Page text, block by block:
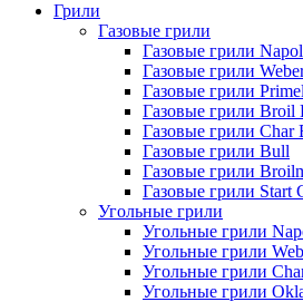
Грили
Газовые грили
Газовые грили
Газовые грили
Газовые грили
Газовые грили Broil
Газовые грили Char
Газовые грили Bull
Газовые грили
Газовые грили Start
Угольные грили
Угольные грили
Угольные грили
Угольные грили
Угольные грили